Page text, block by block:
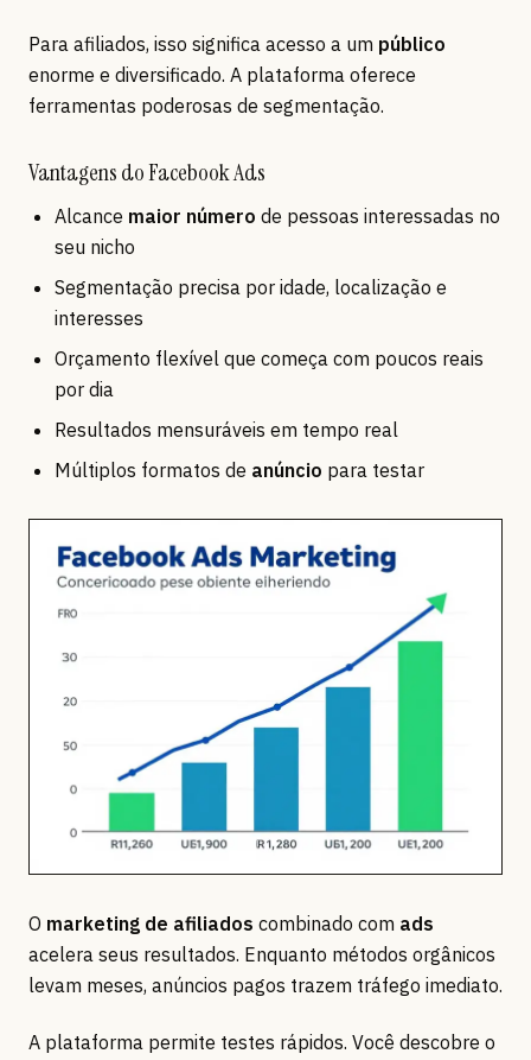
Para afiliados, isso significa acesso a um público
enorme e diversificado. A plataforma oferece
ferramentas poderosas de segmentação.
Vantagens do Facebook Ads
Alcance maior número de pessoas interessadas no
seu nicho
Segmentação precisa por idade, localização e
interesses
Orçamento flexível que começa com poucos reais
por dia
Resultados mensuráveis em tempo real
Múltiplos formatos de anúncio para testar
O marketing de afiliados combinado com ads
acelera seus resultados. Enquanto métodos orgânicos
levam meses, anúncios pagos trazem tráfego imediato.
A plataforma permite testes rápidos. Você descobre o